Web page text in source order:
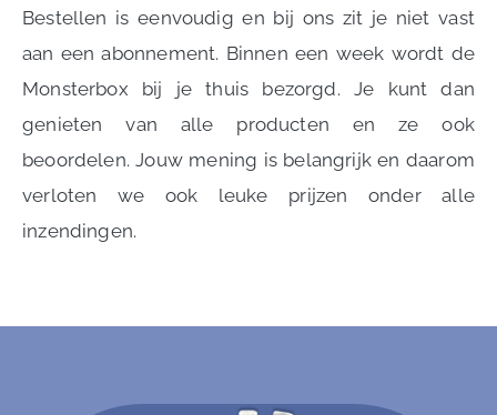
Bestellen is eenvoudig en bij ons zit je niet vast
aan een abonnement. Binnen een week wordt de
Monsterbox bij je thuis bezorgd. Je kunt dan
genieten van alle producten en ze ook
beoordelen. Jouw mening is belangrijk en daarom
verloten we ook leuke prijzen onder alle
inzendingen.